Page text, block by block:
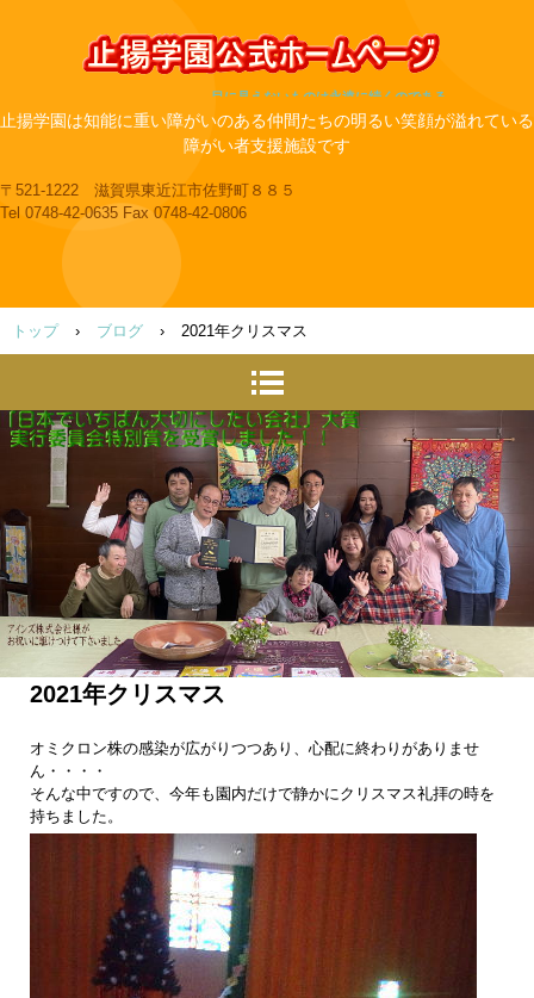
目に見えないものは永遠に続くのである
止揚学園は知能に重い障がいのある仲間たちの明るい笑顔が溢れている
障がい者支援施設です
〒521-1222 滋賀県東近江市佐野町８８５
Tel 0748-42-0635 Fax 0748-42-0806
トップ › ブログ › 2021年クリスマス
2021年クリスマス
オミクロン株の感染が広がりつつあり、心配に終わりがありませ
ん・・・・
そんな中ですので、今年も園内だけで静かにクリスマス礼拝の時を
持ちました。